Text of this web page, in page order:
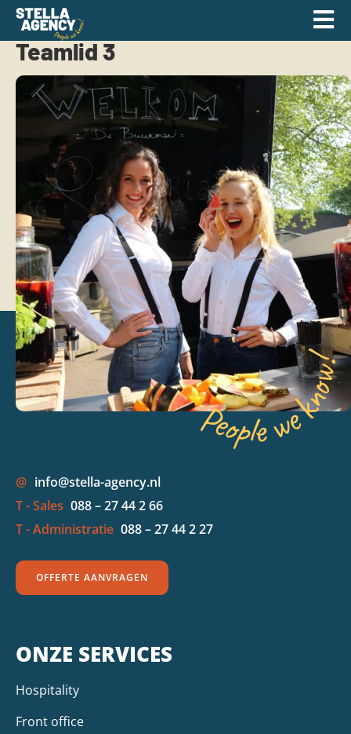
Teamlid 3
@ info@stella-agency.nl
T - Sales 088 – 27 44 2 66
T - Administratie 088 – 27 44 2 27
OFFERTE AANVRAGEN
ONZE SERVICES
Hospitality
Front office